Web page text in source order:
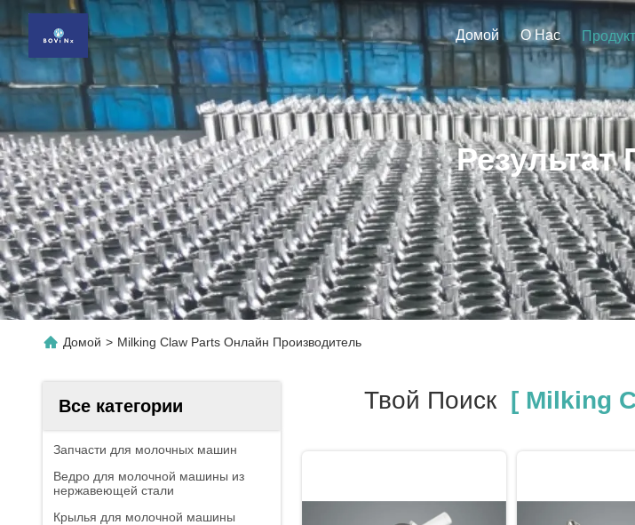
Домой О Нас
Результат
Домой > Milking Claw Parts Онлайн Производитель
Все категории
Запчасти для молочных машин
Ведро для молочной машины из
нержавеющей стали
Крылья для молочной машины
Твой Поиск [ Milking